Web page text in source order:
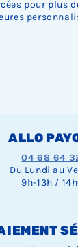
pour plus
ALLO
04 68 64
Du Lundi au
9h-13h /